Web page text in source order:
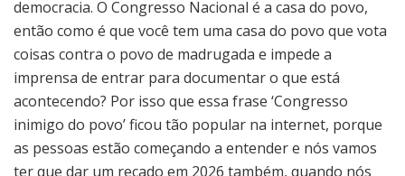
democracia. O Congresso Nacional é a casa do povo,
então como é que você tem uma casa do povo que vota
coisas contra o povo de madrugada e impede a
imprensa de entrar para documentar o que está
acontecendo? Por isso que essa frase ‘Congresso
inimigo do povo’ ficou tão popular na internet, porque
as pessoas estão começando a entender e nós vamos
ter que dar um recado em 2026 também, quando nós